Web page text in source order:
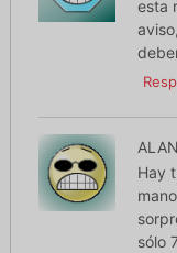
esta
ALAN
Hay
sólo